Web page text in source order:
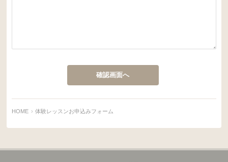
HOME 体験レッスンお申込みフォーム